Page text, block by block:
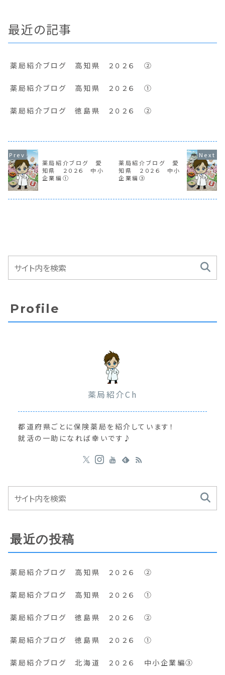
最近の記事
薬局紹介ブログ 高知県 ２０２６ ②
薬局紹介ブログ 高知県 ２０２６ ①
薬局紹介ブログ 徳島県 ２０２６ ②
薬局紹介ブログ 愛
知県 ２０２６ 中小
企業編①
薬局紹介ブログ 愛
知県 ２０２６ 中小
企業編③
Profile
薬局紹介Ch
都道府県ごとに保険薬局を紹介しています！
就活の一助になれば幸いです♪
最近の投稿
薬局紹介ブログ 高知県 ２０２６ ②
薬局紹介ブログ 高知県 ２０２６ ①
薬局紹介ブログ 徳島県 ２０２６ ②
薬局紹介ブログ 徳島県 ２０２６ ①
薬局紹介ブログ 北海道 ２０２６ 中小企業編③